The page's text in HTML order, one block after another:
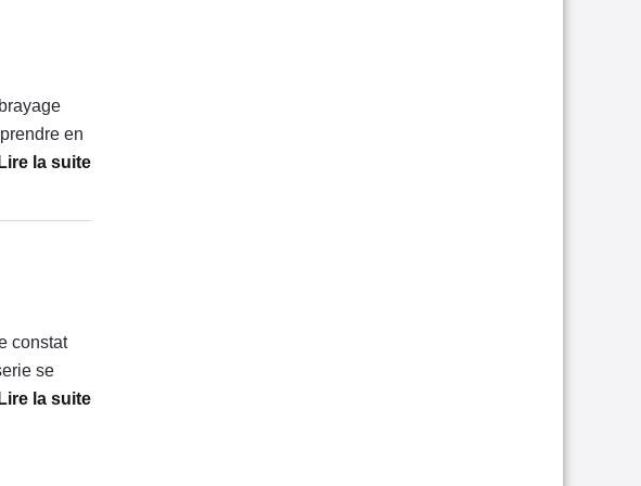
en
finir au
constat
se
Des que